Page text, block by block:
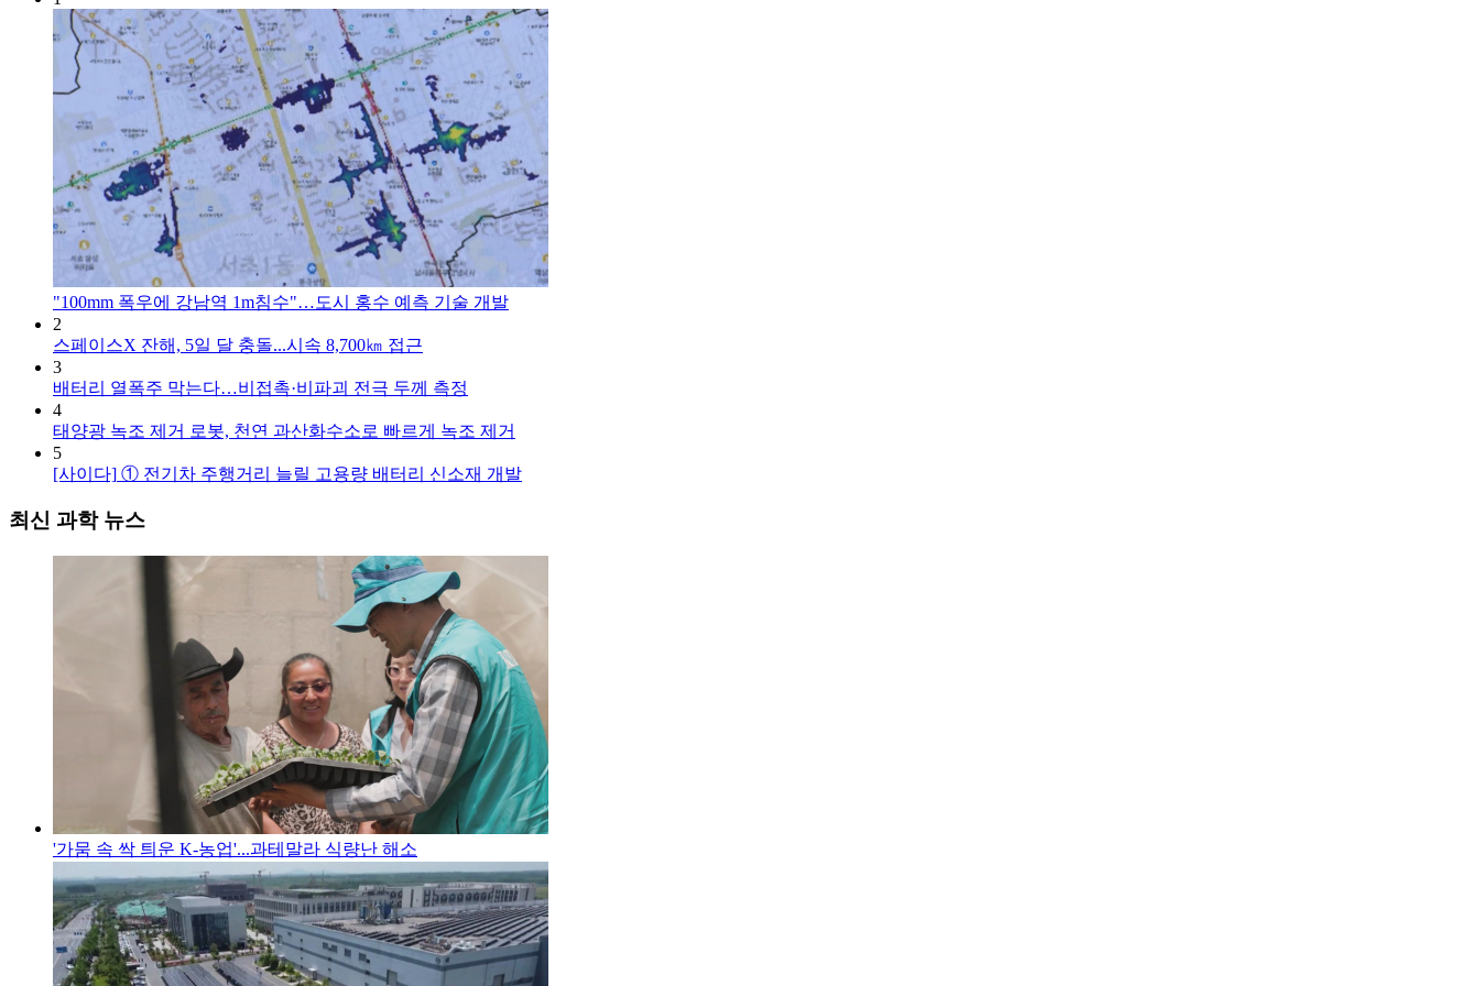
"100mm 폭우에 강남역 1m침수"…도시 홍수 예측 기술 개발
2
스페이스X 잔해, 5일 달 충돌...시속 8,700㎞ 접근
3
배터리 열폭주 막는다…비접촉·비파괴 전극 두께 측정
4
태양광 녹조 제거 로봇, 천연 과산화수소로 빠르게 녹조 제거
5
[사이다] ① 전기차 주행거리 늘릴 고용량 배터리 신소재 개발
최신 과학 뉴스
'가뭄 속 싹 틔운 K-농업'...과테말라 식량난 해소